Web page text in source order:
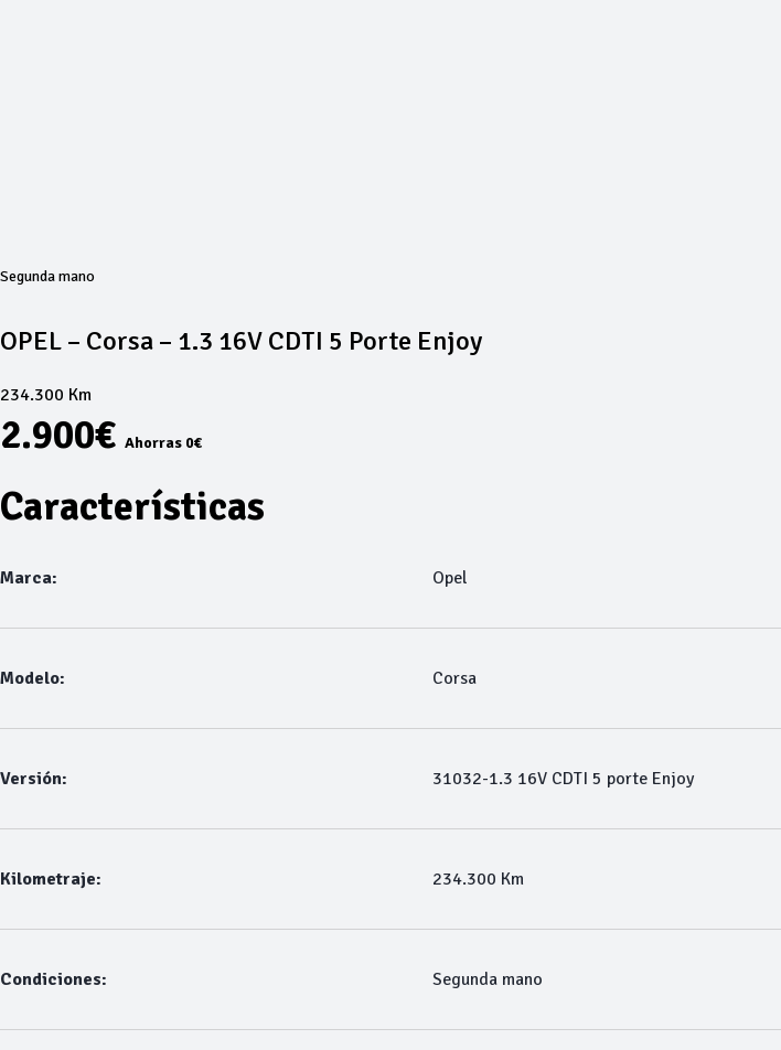
Segunda mano
OPEL – Corsa – 1.3 16V CDTI 5 Porte Enjoy
234.300 Km
2.900€ Ahorras 0€
Características
Marca: Opel
Modelo: Corsa
Versión: 31032-1.3 16V CDTI 5 porte Enjoy
Kilometraje: 234.300 Km
Condiciones: Segunda mano